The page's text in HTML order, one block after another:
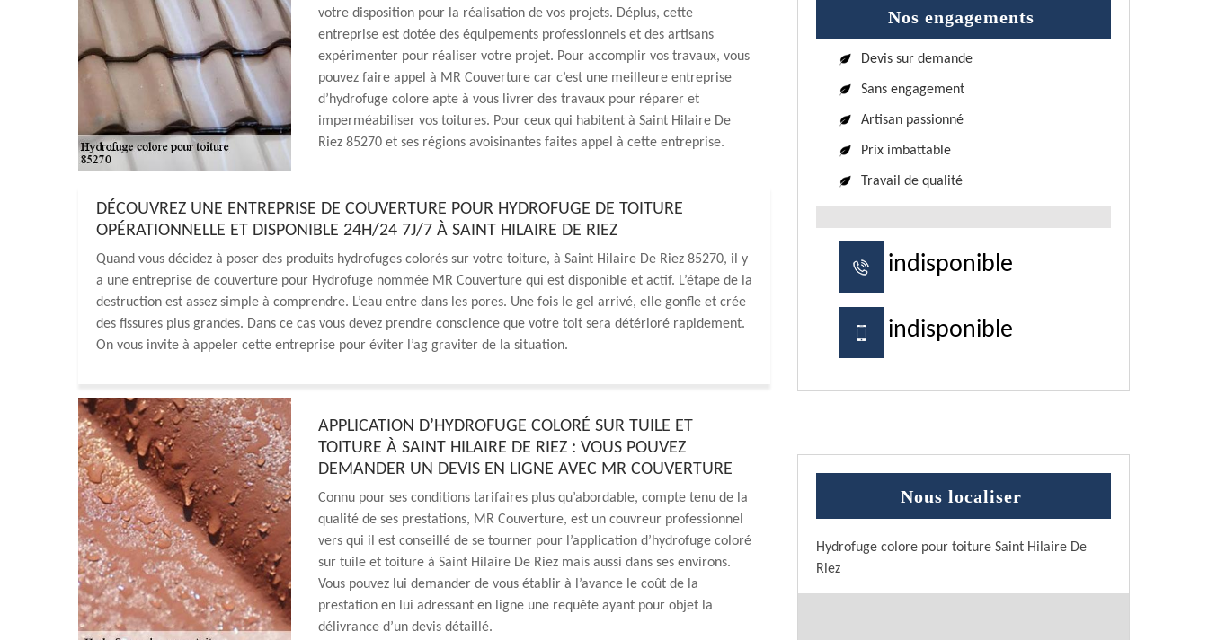
votre disposition pour la réalisation de vos projets. Déplus, cette
entreprise est dotée des équipements professionnels et des artisans
expérimenter pour réaliser votre projet. Pour accomplir vos travaux, vous
pouvez faire appel à MR Couverture car c’est une meilleure entreprise
d’hydrofuge colore apte à vous livrer des travaux pour réparer et
imperméabiliser vos toitures. Pour ceux qui habitent à Saint Hilaire De
Riez 85270 et ses régions avoisinantes faites appel à cette entreprise.
DÉCOUVREZ UNE ENTREPRISE DE COUVERTURE POUR HYDROFUGE DE TOITURE
OPÉRATIONNELLE ET DISPONIBLE 24H/24 7J/7 À SAINT HILAIRE DE RIEZ
Quand vous décidez à poser des produits hydrofuges colorés sur votre toiture, à Saint Hilaire De Riez 85270, il y
a une entreprise de couverture pour Hydrofuge nommée MR Couverture qui est disponible et actif. L’étape de la
destruction est assez simple à comprendre. L’eau entre dans les pores. Une fois le gel arrivé, elle gonfle et crée
des fissures plus grandes. Dans ce cas vous devez prendre conscience que votre toit sera détérioré rapidement.
On vous invite à appeler cette entreprise pour éviter l’ag graviter de la situation.
APPLICATION D’HYDROFUGE COLORÉ SUR TUILE ET
TOITURE À SAINT HILAIRE DE RIEZ : VOUS POUVEZ
DEMANDER UN DEVIS EN LIGNE AVEC MR COUVERTURE
Connu pour ses conditions tarifaires plus qu’abordable, compte tenu de la
qualité de ses prestations, MR Couverture, est un couvreur professionnel
vers qui il est conseillé de se tourner pour l’application d’hydrofuge coloré
sur tuile et toiture à Saint Hilaire De Riez mais aussi dans ses environs.
Vous pouvez lui demander de vous établir à l’avance le coût de la
prestation en lui adressant en ligne une requête ayant pour objet la
délivrance d’un devis détaillé.
Nos engagements
Devis sur demande
Sans engagement
Artisan passionné
Prix imbattable
Travail de qualité
indisponible
indisponible
Nous localiser
Hydrofuge colore pour toiture Saint Hilaire De
Riez